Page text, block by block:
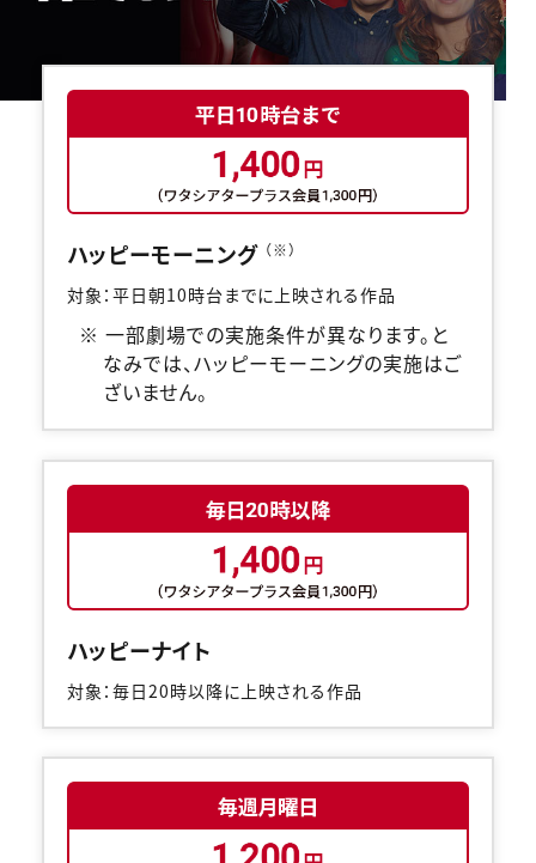
ハッピーモーニング （※）
対象：平日朝10時台までに上映される作品
※ 一部劇場での実施条件が異なります。と
なみでは、ハッピーモーニングの実施はご
ざいません。
ハッピーナイト
対象：毎日20時以降に上映される作品